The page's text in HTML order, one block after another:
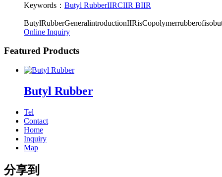
Keywords： Butyl RubberIIRCIIR BIIR
Online Inquiry
Featured Products
Butyl Rubber
Tel
Contact
Home
Inquiry
Map
分享到